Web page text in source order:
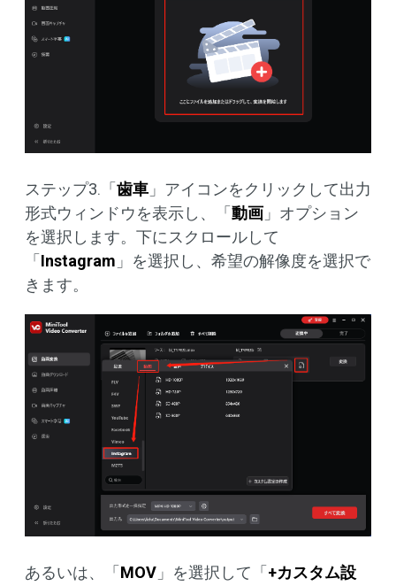
ステップ3.「歯車 」アイコンをクリックして出力
形式ウィンドウを表示し、「動画 」オプション
を選択します。下にスクロールして
「Instagram 」を選択し、希望の解像度を選択で
きます。
あるいは、「 MOV 」を選択して「 +カスタム設